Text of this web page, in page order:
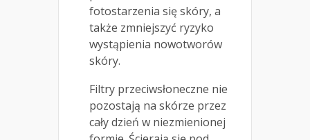
fotostarzenia się skóry, a
także zmniejszyć ryzyko
wystąpienia nowotworów
skóry.
Filtry przeciwsłoneczne nie
pozostają na skórze przez
cały dzień w niezmienionej